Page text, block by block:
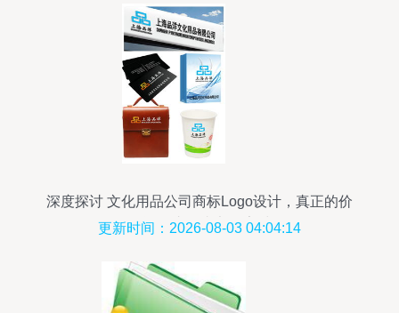
深度探讨 文化用品公司商标Logo设计，真正的价
值远不止一张竞标素材
更新时间：2026-08-03 04:04:14